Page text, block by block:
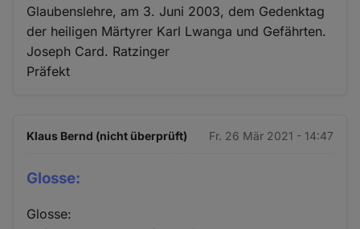
Glaubenslehre, am 3. Juni 2003, dem Gedenktag
der heiligen Märtyrer Karl Lwanga und Gefährten.
Joseph Card. Ratzinger
Präfekt
Klaus Bernd (nicht überprüft) Fr. 26 Mär 2021 - 14:47
Glosse:
Glosse: